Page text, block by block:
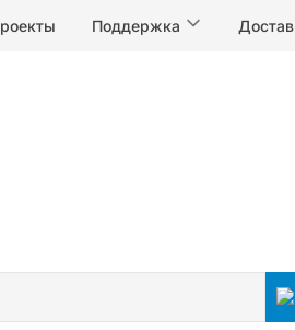
Поддержка
Устройства